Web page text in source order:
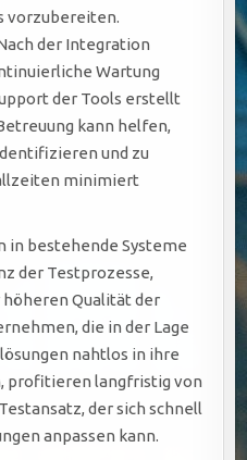
vorzubereiten.
der Integration
Wartung
der Tools erstellt
kann helfen,
und zu
minimiert
bestehende Systeme
der Testprozesse,
Qualität der
die in der Lage
nahtlos in ihre
profitieren langfristig von
der sich schnell
anpassen kann.